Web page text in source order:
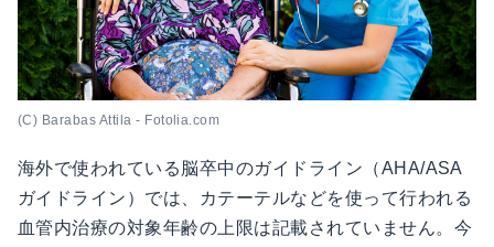
(C) Barabas Attila - Fotolia.com
海外で使われている脳卒中のガイドライン（AHA/ASA
ガイドライン）では、カテーテルなどを使って行われる
血管内治療の対象年齢の上限は記載されていません。今